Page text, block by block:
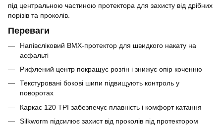
під центральною частиною протектора для захисту від дрібних
порізів та проколів.
Переваги
Напівсліковий BMX-протектор для швидкого накату на
асфальті
Рифлений центр покращує розгін і знижує опір коченню
Текстуровані бокові шипи підвищують контроль у
поворотах
Каркас 120 TPI забезпечує плавність і комфорт катання
Silkworm підсилює захист від проколів під протектором